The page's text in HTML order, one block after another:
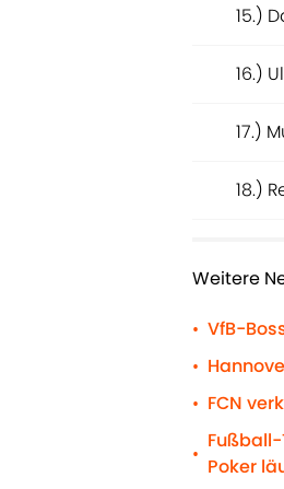
15.)
16.)
17.)
18.)
Weitere
• VfB-
•
• FCN
• Poker